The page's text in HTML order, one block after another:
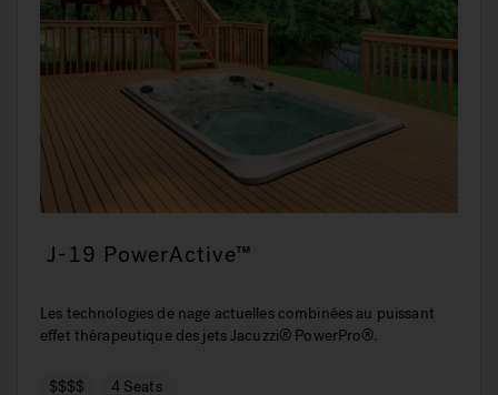
J-19 PowerActive™
Les technologies de nage actuelles combinées au puissant
effet thérapeutique des jets Jacuzzi® PowerPro®.
$$$$ 4 Seats